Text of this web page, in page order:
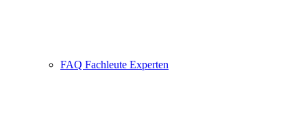
FAQ Fachleute Experten